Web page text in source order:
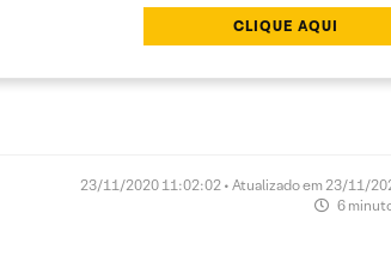
CLIQUE AQUI
23/11/2020 11:02:02 • Atualizado em 23/11/
6